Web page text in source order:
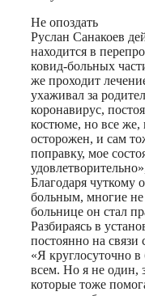
Не опоздать
Руслан Санакоев
находится в
ковид-больных
же проходит
ухаживал за
коронавирус,
костюме, но все же,
осторожен, и сам
поправку, мое
Благодаря чуткому
больным, многие не
больнице он стал
Разбираясь в
постоянно на связи
«Я круглосуточно
всем. Но я не один,
которые тоже